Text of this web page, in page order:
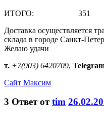
ИТОГО: 351
Доставка осуществляется
склада в городе Санкт-
Желаю удачи
т. +7(903) 6420709,
Сайт Максим
3 Ответ отtim